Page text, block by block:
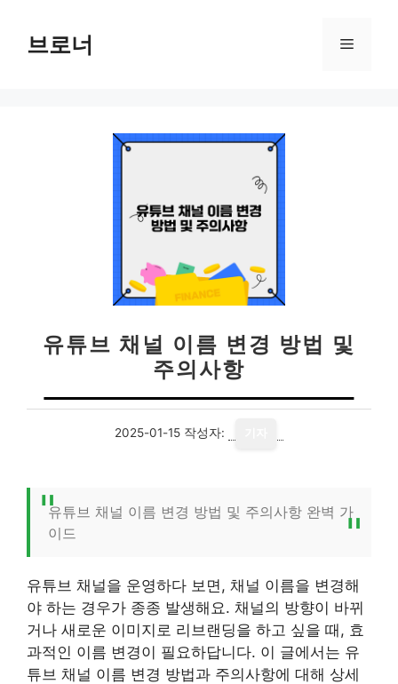
브로너 메
유튜브 채널 이름 변경 방법 및
주의사항
2025-01-15 작성자:
유튜브 채널 이름 변경 방법 및 주의사항 완벽 가
이드
유튜브 채널을 운영하다 보면, 채널 이름을 변경해
야 하는 경우가 종종 발생해요. 채널의 방향이 바뀌
거나 새로운 이미지로 리브랜딩을 하고 싶을 때, 효
과적인 이름 변경이 필요하답니다. 이 글에서는 유
튜브 채널 이름 변경 방법과 주의사항에 대해 상세